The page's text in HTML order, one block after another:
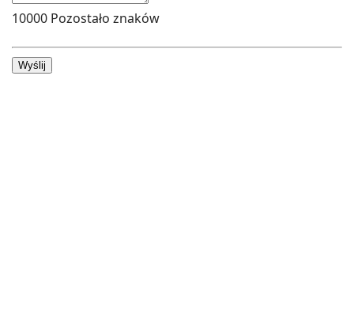
10000 Pozostało znaków
Wyślij